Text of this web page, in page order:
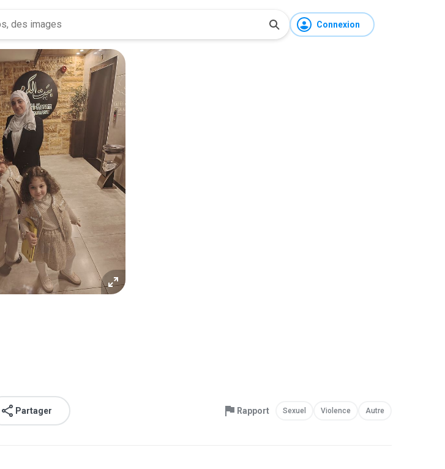
Connexion
Partager Rapport Sexuel Violence Autre